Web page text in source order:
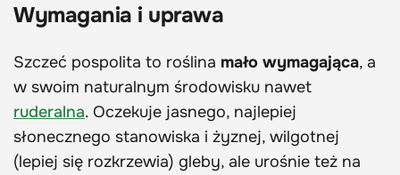
Wymagania i uprawa
Szczeć pospolita to roślina mało wymagająca, a
w swoim naturalnym środowisku nawet
ruderalna. Oczekuje jasnego, najlepiej
słonecznego stanowiska i żyznej, wilgotnej
(lepiej się rozkrzewia) gleby, ale urośnie też na